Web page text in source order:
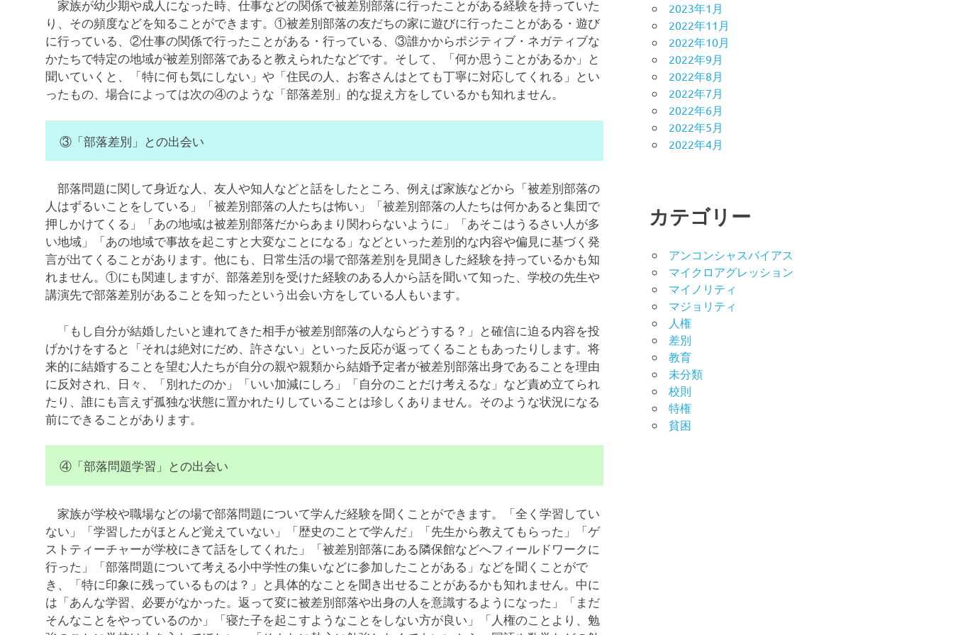
家族が幼少期や成人になった時、仕事などの関係で被差別部落に行ったことがある経験を持っていた
り、その頻度などを知ることができます。①被差別部落の友だちの家に遊びに行ったことがある・遊び
に行っている、②仕事の関係で行ったことがある・行っている、③誰かからポジティブ・ネガティブな
かたちで特定の地域が被差別部落であると教えられたなどです。そして、「何か思うことがあるか」と
聞いていくと、「特に何も気にしない」や「住民の人、お客さんはとても丁寧に対応してくれる」とい
ったもの、場合によっては次の④のような「部落差別」的な捉え方をしているかも知れません。
③「部落差別」との出会い
部落問題に関して身近な人、友人や知人などと話をしたところ、例えば家族などから「被差別部落の
人はずるいことをしている」「被差別部落の人たちは怖い」「被差別部落の人たちは何かあると集団で
押しかけてくる」「あの地域は被差別部落だからあまり関わらないように」「あそこはうるさい人が多
い地域」「あの地域で事故を起こすと大変なことになる」などといった差別的な内容や偏見に基づく発
言が出てくることがあります。他にも、日常生活の場で部落差別を見聞きした経験を持っているかも知
れません。①にも関連しますが、部落差別を受けた経験のある人から話を聞いて知った、学校の先生や
講演先で部落差別があることを知ったという出会い方をしている人もいます。
「もし自分が結婚したいと連れてきた相手が被差別部落の人ならどうする？」と確信に迫る内容を投
げかけをすると「それは絶対にだめ、許さない」といった反応が返ってくることもあったりします。将
来的に結婚することを望む人たちが自分の親や親類から結婚予定者が被差別部落出身であることを理由
に反対され、日々、「別れたのか」「いい加減にしろ」「自分のことだけ考えるな」など責め立てられ
たり、誰にも言えず孤独な状態に置かれたりしていることは珍しくありません。そのような状況になる
前にできることがあります。
④「部落問題学習」との出会い
家族が学校や職場などの場で部落問題について学んだ経験を聞くことができます。「全く学習してい
ない」「学習したがほとんど覚えていない」「歴史のことで学んだ」「先生から教えてもらった」「ゲ
ストティーチャーが学校にきて話をしてくれた」「被差別部落にある隣保館などへフィールドワークに
行った」「部落問題について考える小中学性の集いなどに参加したことがある」などを聞くことがで
き、「特に印象に残っているものは？」と具体的なことを聞き出せることがあるかも知れません。中に
は「あんな学習、必要がなかった。返って変に被差別部落や出身の人を意識するようになった」「まだ
そんなことをやっているのか」「寝た子を起こすようなことをしない方が良い」「人権のことより、勉
2023年1月
2022年11月
2022年10月
2022年9月
2022年8月
2022年7月
2022年6月
2022年5月
2022年4月
カテゴリー
アンコンシャスバイアス
マイクロアグレッション
マイノリティ
マジョリティ
人権
差別
教育
未分類
校則
特権
貧困